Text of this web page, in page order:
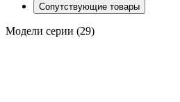
Сопутствующие товары
Модели серии (29)